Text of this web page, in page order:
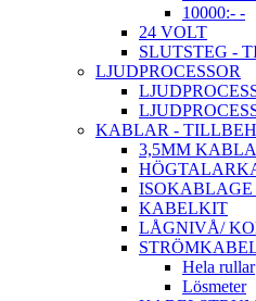
10000:- -
24 VOLT
SLUTSTEG -
LJUDPROCESSOR
KABLAR -
3,5MM
ISOKABLAGE
KABELKIT
LÅGNIVÅ/
Hela rullar
Lösmeter